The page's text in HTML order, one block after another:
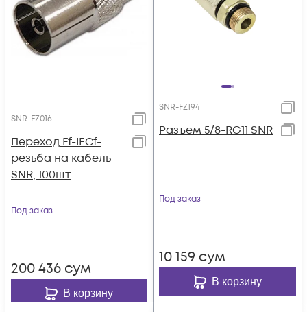
SNR-FZ016
Переход Ff-IECf-
резьба на кабель
SNR, 100шт
Под заказ
200 436 сум
В корзину
SNR-FZ194
Разъем 5/8-RG11 SNR
Под заказ
10 159 сум
В корзину